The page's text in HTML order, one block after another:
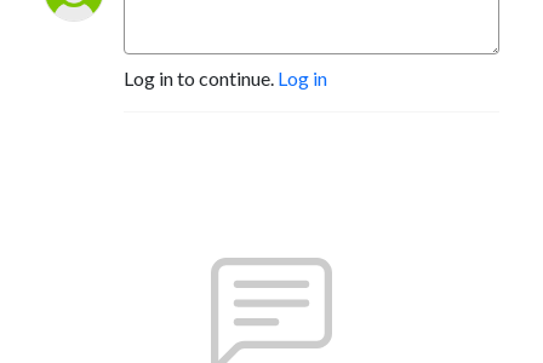
Log in to continue. Log in